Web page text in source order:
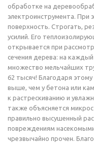
обработке на
электроинструмента. При
поверхность. Строгать,
усилий. Его
открывается при
сечения дерева: на
множество мельчайших
62 тысяч! Благодаря
выше, чем у бетона или
к растрескиванию и
также объясняется
правильно высушенный
повреждениям
чрезвычайно прочен.